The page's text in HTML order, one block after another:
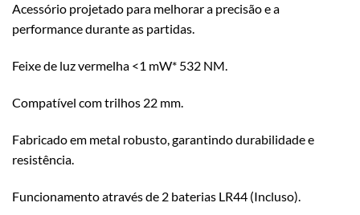
Acessório projetado para melhorar a precisão e a
performance durante as partidas.
Feixe de luz vermelha <1 mW* 532 NM.
Compatível com trilhos 22 mm.
Fabricado em metal robusto, garantindo durabilidade e
resistência.
Funcionamento através de 2 baterias LR44 (Incluso).